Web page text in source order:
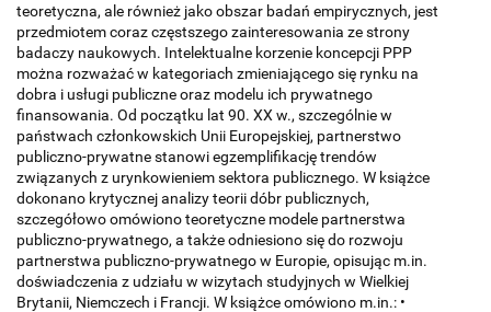
teoretyczna, ale również jako obszar badań empirycznych, jest
przedmiotem coraz częstszego zainteresowania ze strony
badaczy naukowych. Intelektualne korzenie koncepcji PPP
można rozważać w kategoriach zmieniającego się rynku na
dobra i usługi publiczne oraz modelu ich prywatnego
finansowania. Od początku lat 90. XX w., szczególnie w
państwach członkowskich Unii Europejskiej, partnerstwo
publiczno-prywatne stanowi egzemplifikację trendów
związanych z urynkowieniem sektora publicznego. W książce
dokonano krytycznej analizy teorii dóbr publicznych,
szczegółowo omówiono teoretyczne modele partnerstwa
publiczno-prywatnego, a także odniesiono się do rozwoju
partnerstwa publiczno-prywatnego w Europie, opisując m.in.
doświadczenia z udziału w wizytach studyjnych w Wielkiej
Brytanii, Niemczech i Francji. W książce omówiono m.in.: •